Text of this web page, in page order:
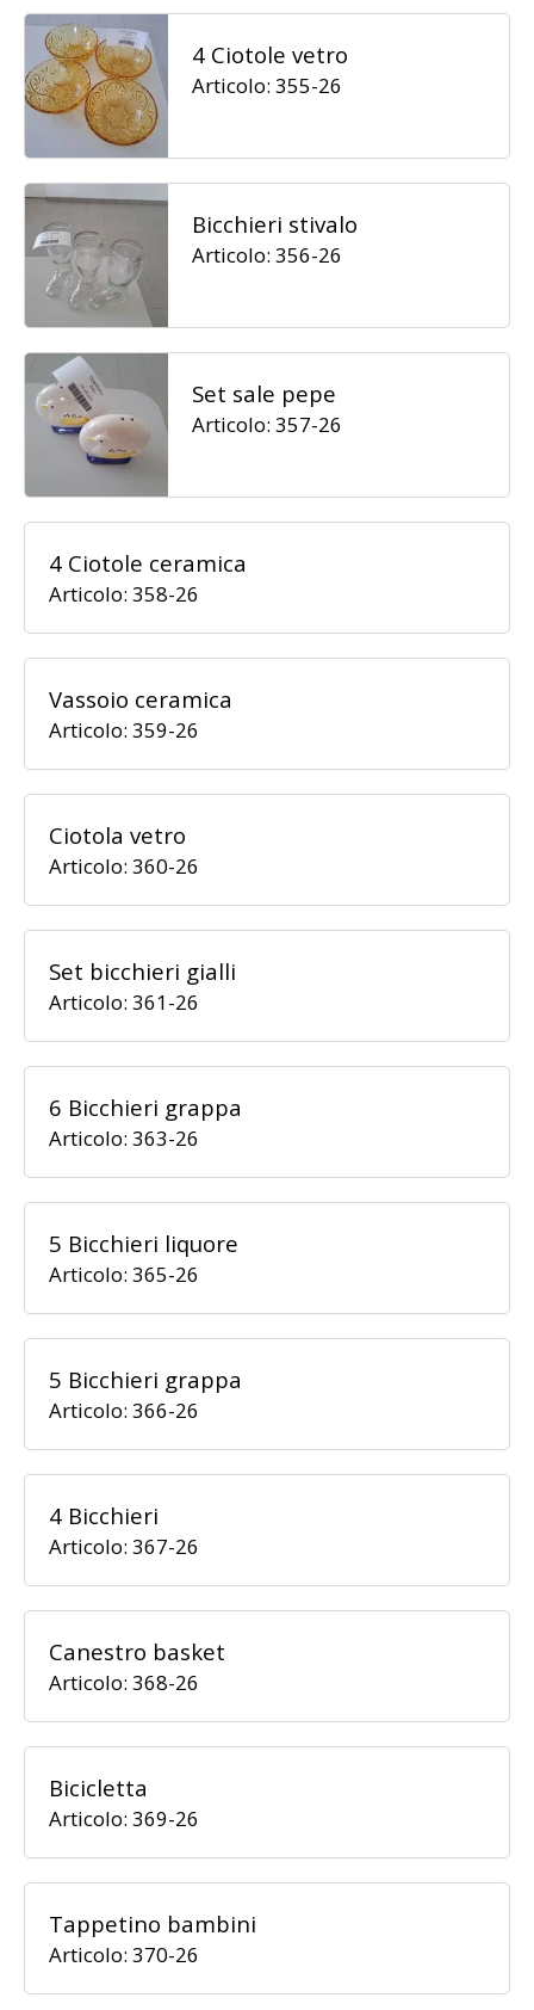
4 Ciotole vetro
Articolo: 355-26
Bicchieri stivalo
Articolo: 356-26
Set sale pepe
Articolo: 357-26
4 Ciotole ceramica
Articolo: 358-26
Vassoio ceramica
Articolo: 359-26
Ciotola vetro
Articolo: 360-26
Set bicchieri gialli
Articolo: 361-26
6 Bicchieri grappa
Articolo: 363-26
5 Bicchieri liquore
Articolo: 365-26
5 Bicchieri grappa
Articolo: 366-26
4 Bicchieri
Articolo: 367-26
Canestro basket
Articolo: 368-26
Bicicletta
Articolo: 369-26
Tappetino bambini
Articolo: 370-26